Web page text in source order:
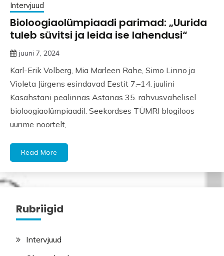
Intervjuud
Bioloogiaolümpiaadi parimad: „Uurida
tuleb süvitsi ja leida ise lahendusi“
juuni 7, 2024
Karl-Erik Volberg, Mia Marleen Rahe, Simo Linno ja
Violeta Jürgens esindavad Eestit 7.–14. juulini
Kasahstani pealinnas Astanas 35. rahvusvahelisel
bioloogiaolümpiaadil. Seekordses TÜMRI blogiloos
uurime noortelt,
Read More
Rubriigid
Intervjuud